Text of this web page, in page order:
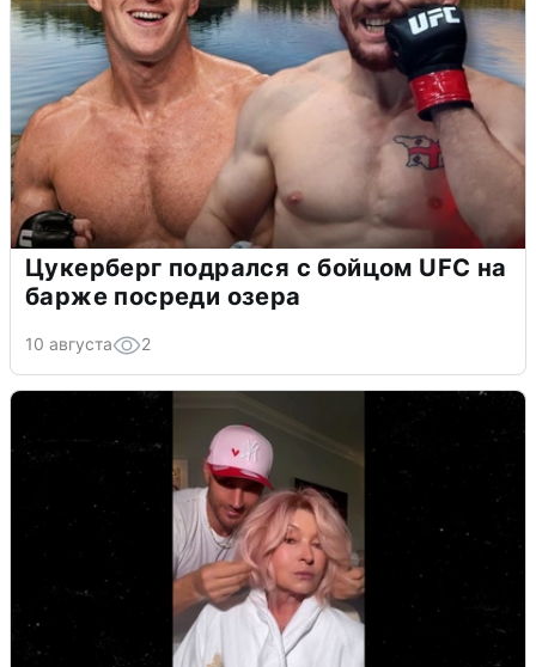
Цукерберг подрался с бойцом UFC на
барже посреди озера
10 августа 2